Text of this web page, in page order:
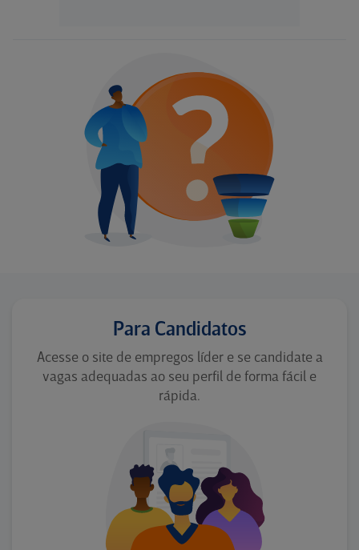
Para Candidatos
Acesse o site de empregos líder e se candidate a
vagas adequadas ao seu perfil de forma fácil e
rápida.